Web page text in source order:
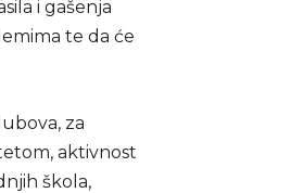
i gašenja
te da će
za
aktivnost
škola,